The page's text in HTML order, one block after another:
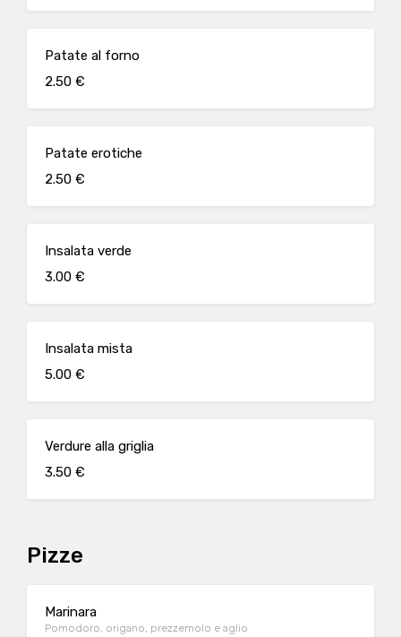
Patate al forno
2.50 €
Patate erotiche
2.50 €
Insalata verde
3.00 €
Insalata mista
5.00 €
Verdure alla griglia
3.50 €
Pizze
Marinara
Pomodoro, origano, prezzemolo e aglio